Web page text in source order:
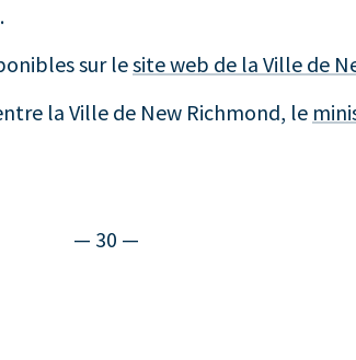
sur lesite web de la Ville de
la Ville de New Richmond, le
— 30 —